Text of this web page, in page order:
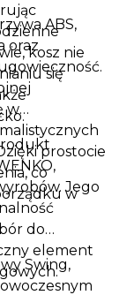
kosz nie
się
ABS,
oraz
w
prostocie
co
w
Jego
do
element
Swing,